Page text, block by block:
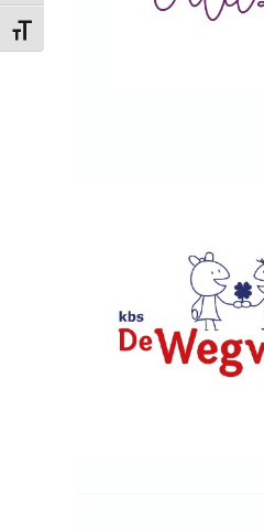
Kies grootte van het lettertype